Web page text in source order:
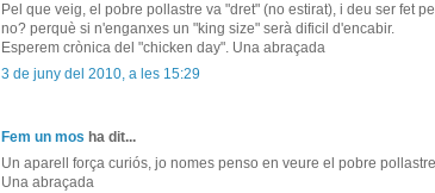
Pel que veig, el pobre pollastre va "dret" (no estirat), i deu ser fet
no? perquè si n'enganxes un "king size" serà dificil d'encabir.
Esperem crònica del "chicken day". Una abraçada
3 de juny del 2010, a les 15:29
Fem un mos ha dit...
Un aparell força curiós, jo nomes penso en veure el pobre
Una abraçada